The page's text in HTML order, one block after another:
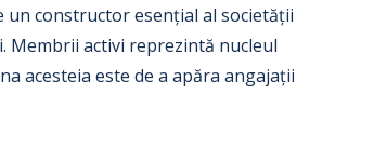
un con­struc­tor esențial al societății
Mem­brii ac­tivi reprezintă nucleul
aces­teia este de a apăra an­ga­jații